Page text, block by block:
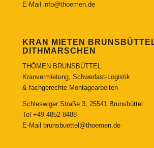
E-Mail info@thoemen.de
KRAN MIETEN
DITHMARSCHEN
THÖMEN BRUNSBÜTTEL
Kranvermietung, Schwerlast-Logistik
& fachgerechte Montagearbeiten
Schleswiger Straße 3, 25541 Brunsbüttel
Tel +49 4852 8488
E-Mail
brunsbuettel@thoemen.de